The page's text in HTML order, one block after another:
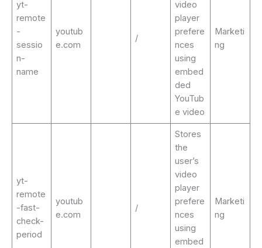
yt-
remote
-
sessio
n-
name
youtub
e.com
/
video
player
prefere
nces
using
embed
ded
YouTub
e video
Marketi
ng
yt-
remote
-fast-
check-
period
youtub
e.com
/
Stores
the
user’s
video
player
prefere
nces
using
embed
Marketi
ng